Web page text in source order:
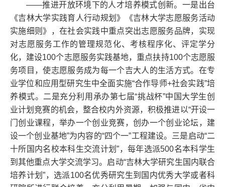
——推进开放环境下的人才培养模式创新。一是出台
《吉林大学实践育人行动规划》《吉林大学志愿服务活动
实施细则》，在社会实践中重点突出志愿服务品牌，实现
对志愿服务工作的管理规范化、考核程序化、评定学分
化，建设100个志愿服务实践基地，重点扶持100个志愿服
务项目，使志愿服务成为每一个吉大人的生活方式。在专
业学位和应用型研究生中全面实施“合作导师+社会实践”培
养模式。二是充分利用承办第七届“挑战杯”中国大学生创
业计划竞赛的机会，整合校内外资源，积极推进以“开设一
门创业课程，举办一个创业竞赛，创办一个创业论坛，建
设一个创业基地”为内容的“四个一”工程建设。三是启动“二
十所国内名校本科生交流计划”，每年选派500名本科学生
到其他重点大学交流学习。启动“吉林大学研究生国内联合
培养计划”，选派100名优秀研究生到国内优秀大学或者科